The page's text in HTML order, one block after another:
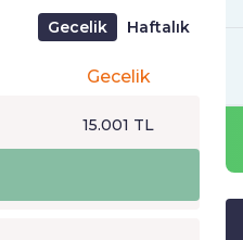
Gecelik Haftalık
Gecelik
15.001 TL